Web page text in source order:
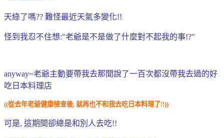
天綠了嗎?? 難怪最近天氣多變化!!
怪到我忍不住想:"老爺是不是做了什麼對不起我的事!?"
anyway~老爺主動要帶我去那間說了一百次都沒帶我去過的好
吃日本料理店
((從去年老爺健康檢查後, 就再也不和我去吃日本料理了!!))
可是, 這期間卻總是和別人去吃!!